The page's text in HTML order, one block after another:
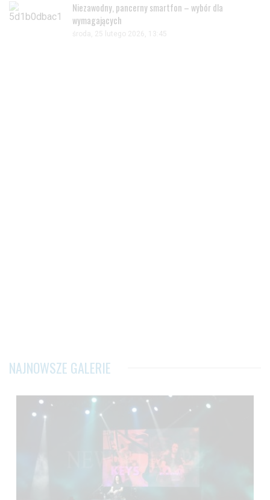
Niezawodny, pancerny smartfon – wybór dla
wymagających
środa, 25 lutego 2026, 13:45
NAJNOWSZE GALERIE